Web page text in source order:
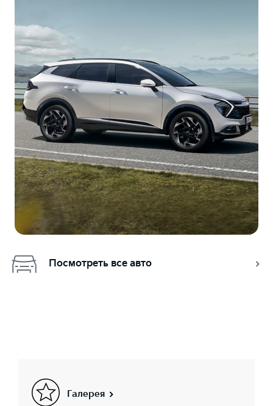
Посмотреть все авто
Галерея